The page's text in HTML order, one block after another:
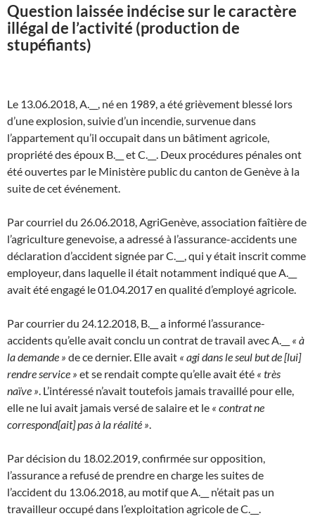
Question laissée indécise sur le caractère
illégal de l’activité (production de
stupéfiants)
Le 13.06.2018, A.__, né en 1989, a été grièvement blessé lors
d’une explosion, suivie d’un incendie, survenue dans
l’appartement qu’il occupait dans un bâtiment agricole,
propriété des époux B.__ et C.__. Deux procédures pénales ont
été ouvertes par le Ministère public du canton de Genève à la
suite de cet événement.
Par courriel du 26.06.2018, AgriGenève, association faîtière de
l’agriculture genevoise, a adressé à l’assurance-accidents une
déclaration d’accident signée par C.__, qui y était inscrit comme
employeur, dans laquelle il était notamment indiqué que A.__
avait été engagé le 01.04.2017 en qualité d’employé agricole.
Par courrier du 24.12.2018, B.__ a informé l’assurance-
accidents qu’elle avait conclu un contrat de travail avec A.__ « à
la demande » de ce dernier. Elle avait « agi dans le seul but de [lui]
rendre service » et se rendait compte qu’elle avait été « très
naïve » . L’intéressé n’avait toutefois jamais travaillé pour elle,
elle ne lui avait jamais versé de salaire et le « contrat ne
correspond[ait] pas à la réalité »
Par décision du 18.02.2019, confirmée sur opposition,
l’assurance a refusé de prendre en charge les suites de
l’accident du 13.06.2018, au motif que A.__ n’était pas un
travailleur occupé dans l’exploitation agricole de C.__.